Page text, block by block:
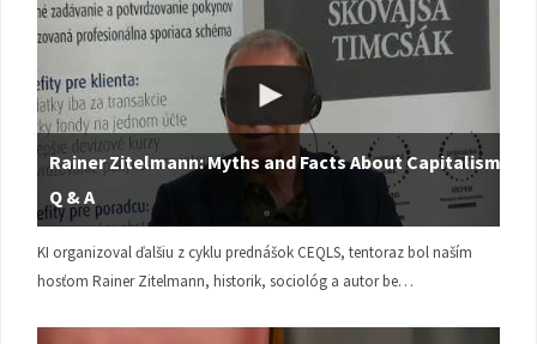
Rainer Zitelmann: Myths and Facts About Capitalism |
Q & A
KI organizoval ďalšiu z cyklu prednášok CEQLS, tentoraz bol naším
hosťom Rainer Zitelmann, historik, sociológ a autor be…